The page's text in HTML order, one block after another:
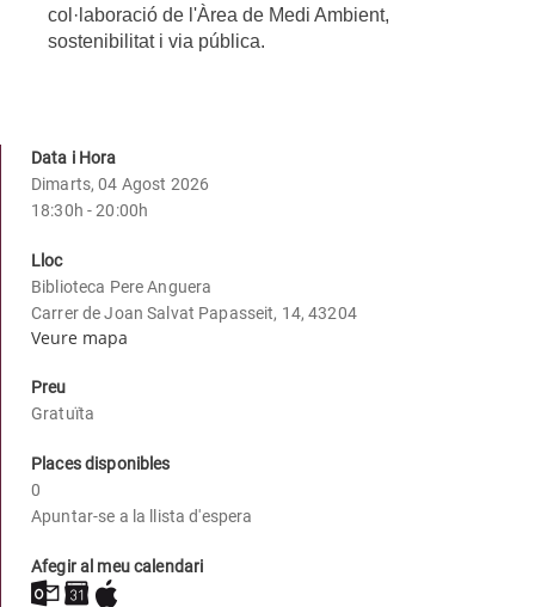
col·laboració de l'Àrea de Medi Ambient,
sostenibilitat i via pública.
Data i Hora
Dimarts, 04 Agost 2026
18:30h - 20:00h
Lloc
Biblioteca Pere Anguera
Carrer de Joan Salvat Papasseit, 14, 43204
Veure mapa
Preu
Gratuïta
Places disponibles
0
Apuntar-se a la llista d'espera
Afegir al meu calendari